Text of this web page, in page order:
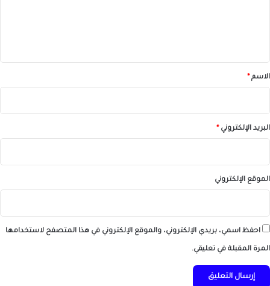
*الاسم *
البريد الإلكتروني *
الموقع الإلكتروني
احفظ اسمي، بريدي الإلكتروني، والموقع الإلكتروني في هذا المتصفح لاستخدامها
المرة المقبلة في تعليقي.